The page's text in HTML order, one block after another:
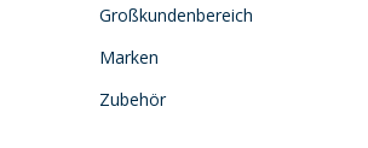
Großkundenbereich
Marken
Zubehör